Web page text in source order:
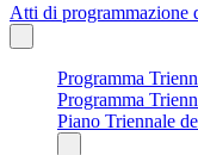
Atti di programmazione
Programma
Programma
Piano Triennale